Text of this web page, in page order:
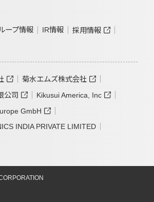
ープ情報 IR情報
採用情報
菊水エムズ株式会社
公司
Kikusui America, Inc
GmbH
INDIA PRIVATE LIMITED